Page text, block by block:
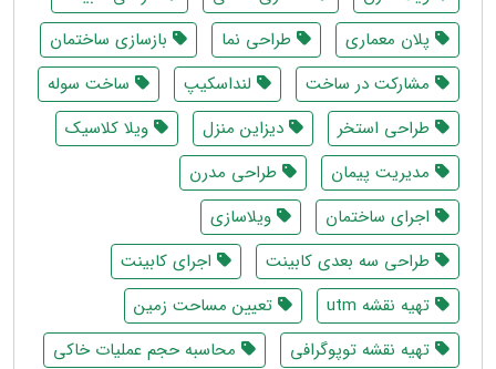
پلان معماری
طراحی نما
بازسازی ساختمان
مشارکت در ساخت
لنداسکیپ
ساخت سوله
طراحی استخر
دیزاین منزل
ویلا کلاسیک
مدیریت پیمان
طراحی مدرن
اجرای ساختمان
ویلاسازی
طراحی سه بعدی کابینت
اجرای کابینت
تهیه نقشه utm
تعیین مساحت زمین
تهیه نقشه توپوگرافی
محاسبه حجم عملیات خاکی